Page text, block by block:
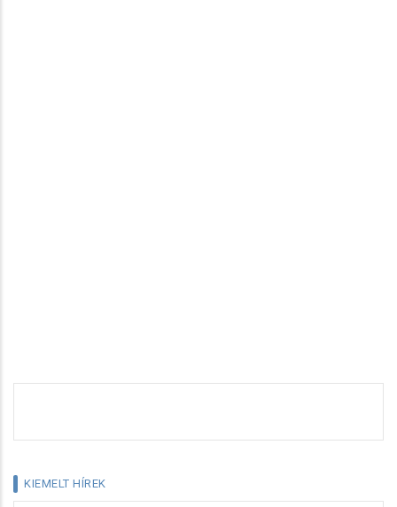
KIEMELT HÍREK